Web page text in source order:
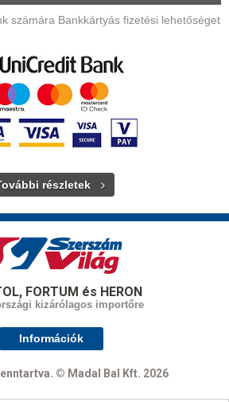
számára Bankkártyás fizetési lehetőséget
részletek
FORTUM és HERON
kizárólagos importőre
Információk
© Madal Bal Kft. 2026